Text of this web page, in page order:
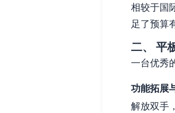
相较于国
足了预算
二、 平
一台优秀
功能拓展
解放双手